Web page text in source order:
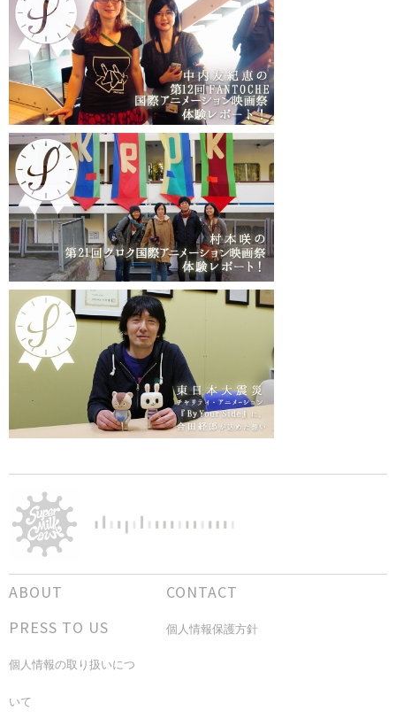
ABOUT
CONTACT
PRESS TO US
個人情報保護方針
個人情報の取り扱いにつ
いて